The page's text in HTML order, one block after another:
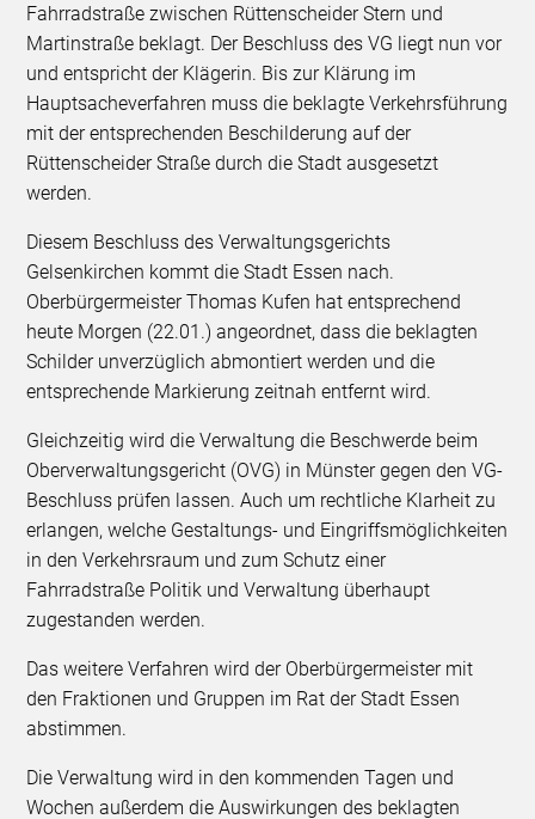
Fahrradstraße zwischen Rüttenscheider Stern und
Martinstraße beklagt. Der Beschluss des VG liegt nun vor
und entspricht der Klägerin. Bis zur Klärung im
Hauptsacheverfahren muss die beklagte Verkehrsführung
mit der entsprechenden Beschilderung auf der
Rüttenscheider Straße durch die Stadt ausgesetzt
werden.
Diesem Beschluss des Verwaltungsgerichts
Gelsenkirchen kommt die Stadt Essen nach.
Oberbürgermeister Thomas Kufen hat entsprechend
heute Morgen (22.01.) angeordnet, dass die beklagten
Schilder unverzüglich abmontiert werden und die
entsprechende Markierung zeitnah entfernt wird.
Gleichzeitig wird die Verwaltung die Beschwerde beim
Oberverwaltungsgericht (OVG) in Münster gegen den VG-
Beschluss prüfen lassen. Auch um rechtliche Klarheit zu
erlangen, welche Gestaltungs- und Eingriffsmöglichkeiten
in den Verkehrsraum und zum Schutz einer
Fahrradstraße Politik und Verwaltung überhaupt
zugestanden werden.
Das weitere Verfahren wird der Oberbürgermeister mit
den Fraktionen und Gruppen im Rat der Stadt Essen
abstimmen.
Die Verwaltung wird in den kommenden Tagen und
Wochen außerdem die Auswirkungen des beklagten